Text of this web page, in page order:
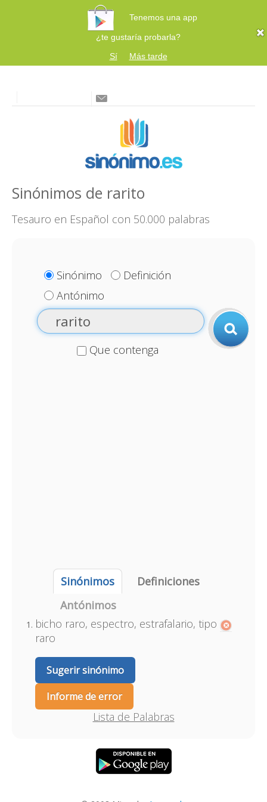
Tenemos una app
¿te gustaría probarla?
Sí
Más tarde
Sinónimos de rarito
Tesauro en Español con 50.000 palabras
Sinónimo
Definición
Antónimo
Que contenga
Sinónimos
Definiciones
Antónimos
bicho raro, espectro, estrafalario, tipo
raro
Sugerir sinónimo
Informe de error
Lista de Palabras